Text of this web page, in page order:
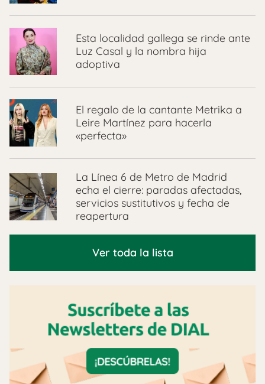
Esta localidad gallega se rinde ante
Luz Casal y la nombra hija
adoptiva
El regalo de la cantante Metrika a
Leire Martínez para hacerla
«perfecta»
La Línea 6 de Metro de Madrid
echa el cierre: paradas afectadas,
servicios sustitutivos y fecha de
reapertura
Ver toda la lista